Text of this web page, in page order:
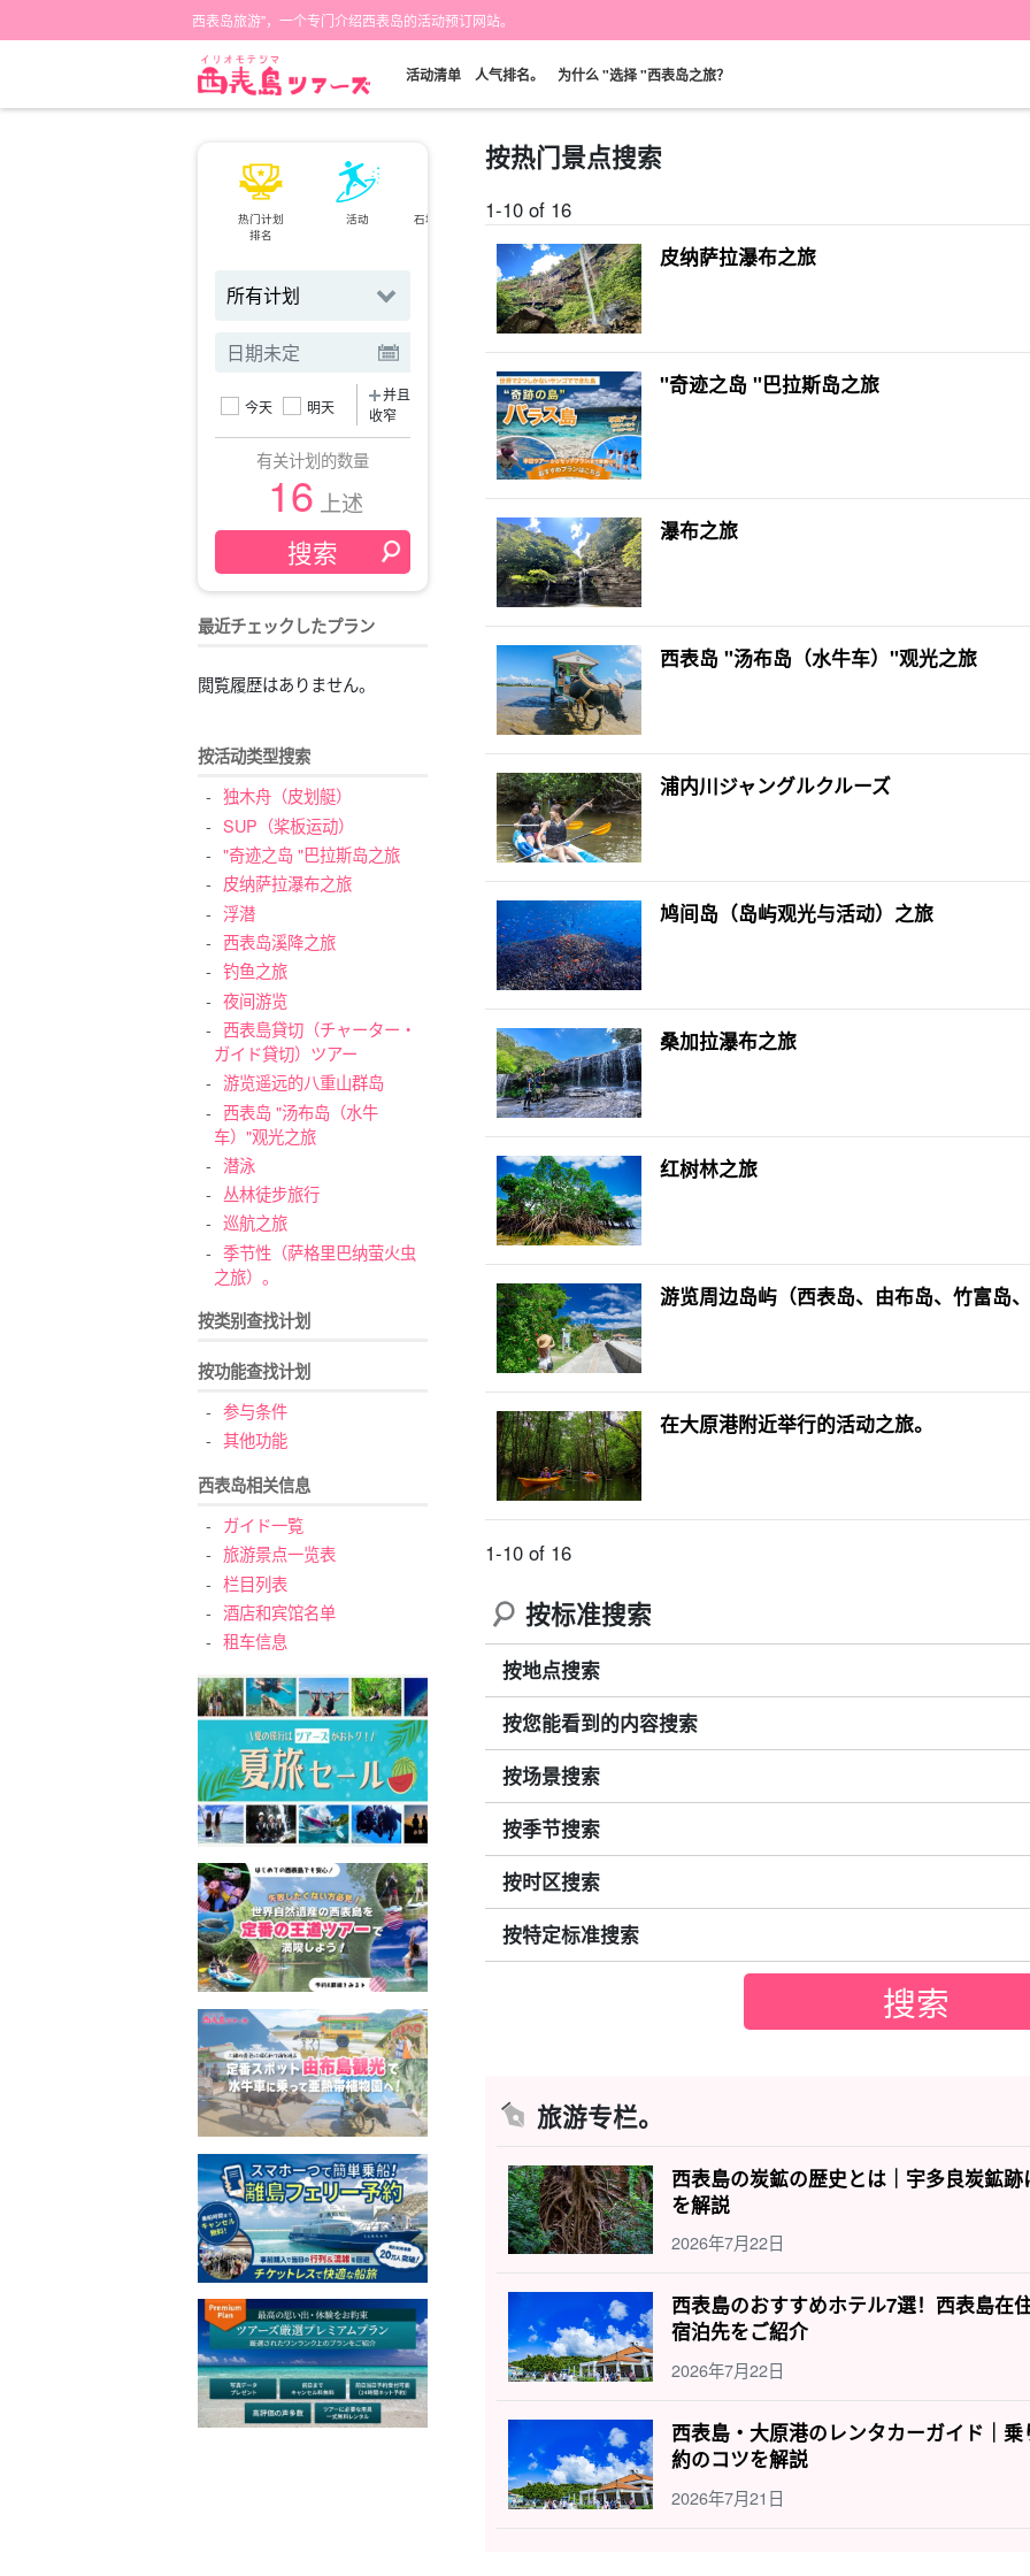
西表岛旅游"，一个专门介绍西表岛的活动预订网站。
活动清单 人气排名。 为什么 "选择 "西表岛之旅？
热门计划
排名
活动
石垣岛⇄西表岛
可当天预订
今天 明天
并且
收窄
有关计划的数量
16 上述
最近チェックしたプラン
閲覧履歴はありません。
按活动类型搜索
独木舟（皮划艇）
SUP（桨板运动）
"奇迹之岛 "巴拉斯岛之旅
皮纳萨拉瀑布之旅
浮潜
西表岛溪降之旅
钓鱼之旅
夜间游览
西表島貸切（チャーター・
ガイド貸切）ツアー
游览遥远的八重山群岛
西表岛 "汤布岛（水牛
车）"观光之旅
潜泳
丛林徒步旅行
巡航之旅
季节性（萨格里巴纳萤火虫
之旅）。
按类别查找计划
按功能查找计划
参与条件
其他功能
西表岛相关信息
ガイド一覧
旅游景点一览表
栏目列表
酒店和宾馆名单
租车信息
按热门景点搜索
1-10 of 16
皮纳萨拉瀑布之旅
"奇迹之岛 "巴拉斯岛之旅
瀑布之旅
西表岛 "汤布岛（水牛车）"观光之旅
浦内川ジャングルクルーズ
鸠间岛（岛屿观光与活动）之旅
桑加拉瀑布之旅
红树林之旅
游览周边岛屿（西表岛、由布岛、竹富岛
在大原港附近举行的活动之旅。
1-10 of 16
按标准搜索
按地点搜索
按您能看到的内容搜索
按场景搜索
按季节搜索
按时区搜索
按特定标准搜索
旅游专栏。
西表島の炭鉱の歴史とは｜宇多良炭鉱
を解説
2026年7月22日
西表島のおすすめホテル7選！西表島在
宿泊先をご紹介
2026年7月22日
西表島・大原港のレンタカーガイド｜
約のコツを解説
2026年7月21日